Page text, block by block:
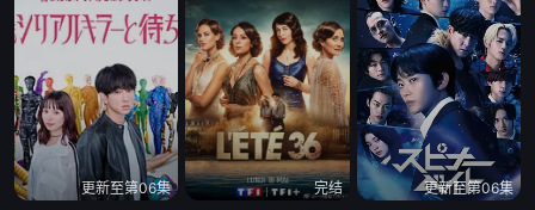
更新至第06集 完结 更新至第06集